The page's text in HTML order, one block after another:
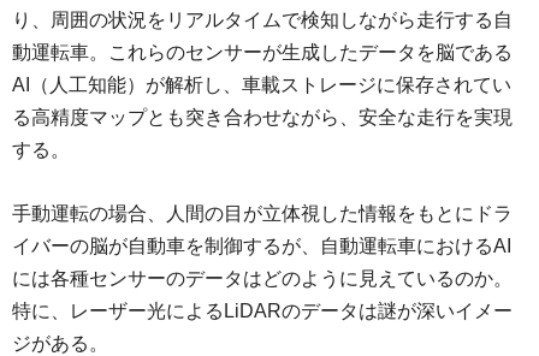
り、周囲の状況をリアルタイムで検知しながら走行する自
動運転車。これらのセンサーが生成したデータを脳である
AI（人工知能）が解析し、車載ストレージに保存されてい
る高精度マップとも突き合わせながら、安全な走行を実現
する。
手動運転の場合、人間の目が立体視した情報をもとにドラ
イバーの脳が自動車を制御するが、自動運転車におけるAI
には各種センサーのデータはどのように見えているのか。
特に、レーザー光によるLiDARのデータは謎が深いイメー
ジがある。